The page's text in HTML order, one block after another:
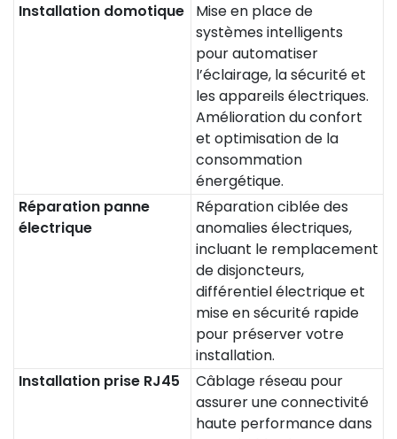
Installation domotique
Mise en place de
systèmes intelligents
pour automatiser
l’éclairage, la sécurité et
les appareils électriques.
Amélioration du confort
et optimisation de la
consommation
énergétique.
Réparation panne
électrique
Réparation ciblée des
anomalies électriques,
incluant le remplacement
de disjoncteurs,
différentiel électrique et
mise en sécurité rapide
pour préserver votre
installation.
Installation prise RJ45
Câblage réseau pour
assurer une connectivité
haute performance dans